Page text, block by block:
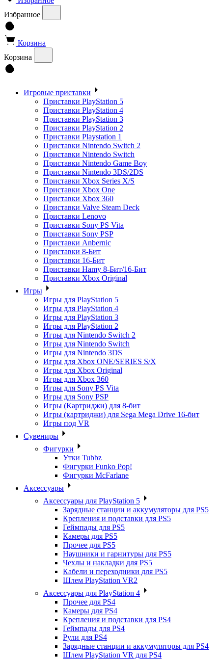
Избранное
Корзина
Корзина
Игровые приставки
Приставки PlayStation 5
Приставки PlayStation 4
Приставки PlayStation 3
Приставки PlayStation 2
Приставки Playstation 1
Приставки Nintendo Switch 2
Приставки Nintendo Switch
Приставки Nintendo Game Boy
Приставки Nintendo 3DS/2DS
Приставки Xbox Series X/S
Приставки Xbox One
Приставки Xbox 360
Приставки Valve Steam Deck
Приставки Lenovo
Приставки Sony PS Vita
Приставки Sony PSP
Приставки Anbernic
Приставки 8-Бит
Приставки 16-Бит
Приставки Hamy 8-Бит/16-Бит
Приставки Xbox Original
Игры
Игры для PlayStation 5
Игры для PlayStation 4
Игры для PlayStation 3
Игры для PlayStation 2
Игры для Nintendo Switch 2
Игры для Nintendo Switch
Игры для Nintendo 3DS
Игры для Xbox ONE/SERIES S/X
Игры для Xbox Original
Игры для Xbox 360
Игры для Sony PS Vita
Игры для Sony PSP
Игры (Картриджи) для 8-бит
Игры (картриджи) для Sega Mega Drive 16-бит
Игры под VR
Сувениры
Фигурки
Утки Tubbz
Фигурки Funko Pop!
Фигурки McFarlane
Аксессуары
Аксессуары для PlayStation 5
Зарядные станции и аккумуляторы для PS5
Крепления и подставки для PS5
Геймпады для PS5
Камеры для PS5
Прочее для PS5
Наушники и гарнитуры для PS5
Чехлы и накладки для PS5
Кабели и переходники для PS5
Шлем PlayStation VR2
Аксессуары для PlayStation 4
Прочее для PS4
Камеры для PS4
Крепления и подставки для PS4
Геймпады для PS4
Рули для PS4
Зарядные станции и аккумуляторы для PS4
Шлем PlayStation VR для PS4